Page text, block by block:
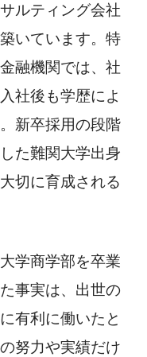
ルティング会社
いています。特
融機関では、社
社後も学歴によ
新卒採用の段階
た難関大学出身
切に育成される
学商学部を卒業
事実は、出世の
有利に働いたと
努力や実績だけ